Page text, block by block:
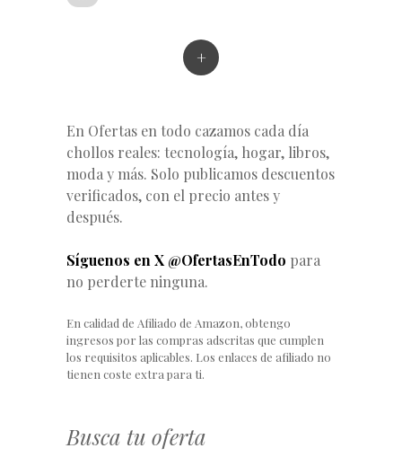
+
En Ofertas en todo cazamos cada día
chollos reales: tecnología, hogar, libros,
moda y más. Solo publicamos descuentos
verificados, con el precio antes y
después.
Síguenos en X @OfertasEnTodo para
no perderte ninguna.
En calidad de Afiliado de Amazon, obtengo
ingresos por las compras adscritas que cumplen
los requisitos aplicables. Los enlaces de afiliado no
tienen coste extra para ti.
Busca tu oferta